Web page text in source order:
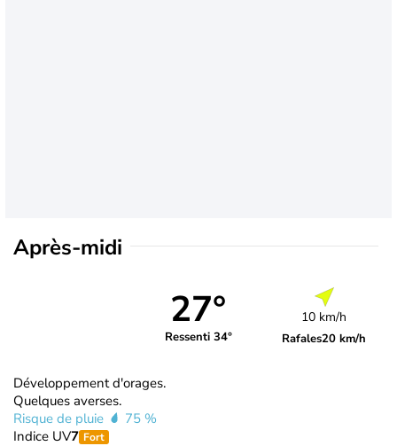
Après-midi
27°
Ressenti 34°
10 km/h
Rafales20 km/h
Développement d'orages.
Quelques averses.
Risque de pluie
75 %
Indice UV7 Fort